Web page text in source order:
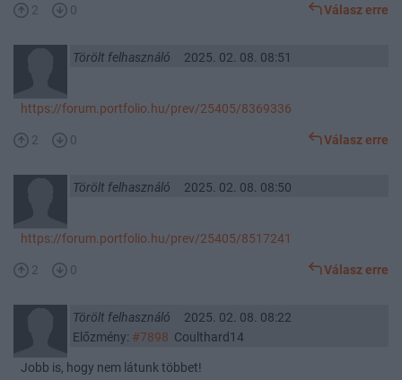
2 0 Válasz erre
Törölt felhasználó 2025. 02. 08. 08:51
https://forum.portfolio.hu/prev/25405/8369336
2 0 Válasz erre
Törölt felhasználó 2025. 02. 08. 08:50
https://forum.portfolio.hu/prev/25405/8517241
2 0 Válasz erre
Törölt felhasználó
2025. 02. 08. 08:22
Előzmény: #7898 Coulthard14
Jobb is, hogy nem látunk többet!